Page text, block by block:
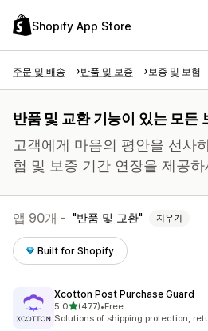
Shopify App Store
주문 및 배송 반품 및 보증 보증 및 보험
반품 및 교환 기능이 있는 모든
고객에게 마음의 평안을 선사
험 및 보증 기간 연장을 제공하
앱 90개 - 반품 및 교환 지우기
Built for Shopify
Xcotton Post Purchase Guard
5.0별 5개 중
(477)
총 리뷰 477개
•Free
Solutions of shipping protection,